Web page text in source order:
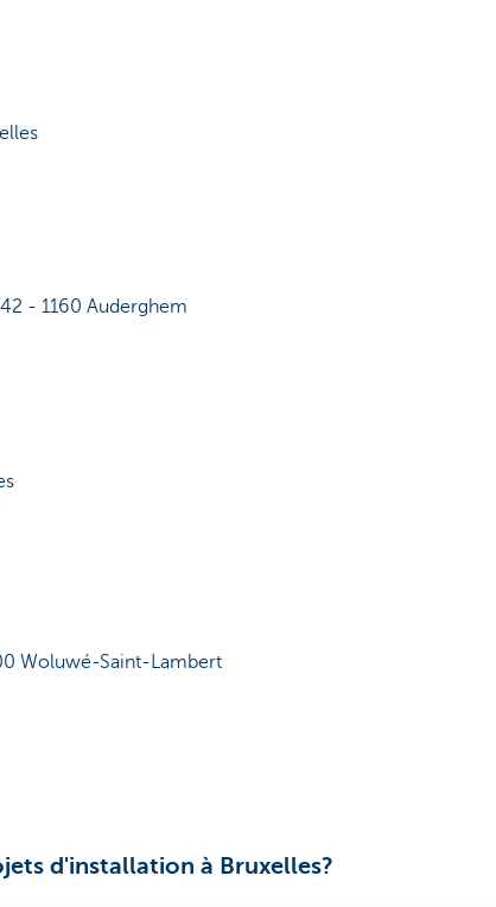
- 1160 Auderghem
Woluwé-Saint-Lambert
d'installation à Bruxelles?